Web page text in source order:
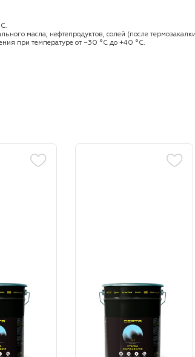
масла, нефтепродуктов, солей (после
при температуре от −30 °С до +40 °С.